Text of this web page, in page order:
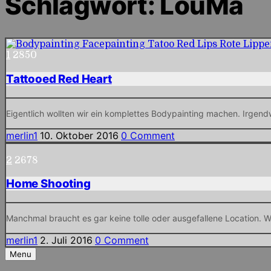
1 2850
Tattooed Red Heart
Eigentlich wollten wir ein komplettes Bodypainting machen.
merlin1 10. Oktober 2016 0 Comment
2 2678
Home Shooting
Manchmal braucht es gar keine tolle oder ausgefallene Location.
merlin1 2. Juli 2016 0 Comment
Menu